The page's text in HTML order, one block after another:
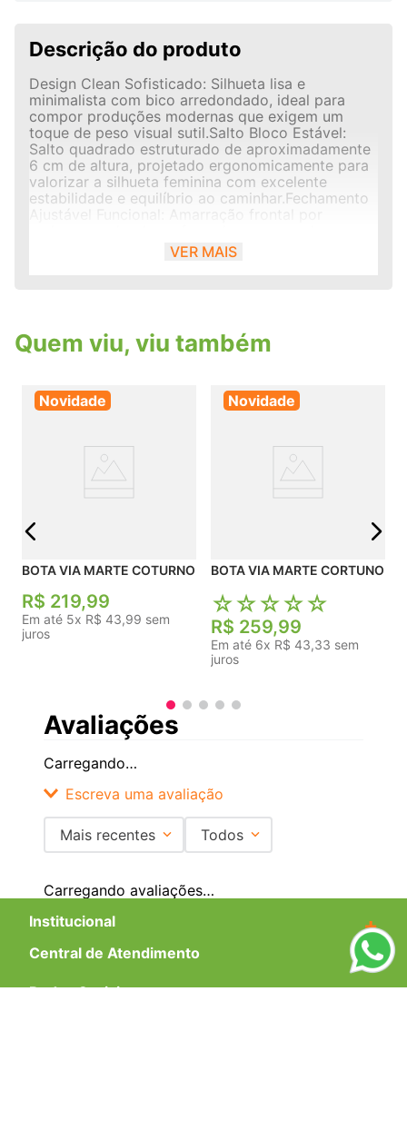
Descrição do produto
Design Clean Sofisticado: Silhueta lisa e
minimalista com bico arredondado, ideal para
compor produções modernas que exigem um
toque de peso visual sutil.Salto Bloco Estável:
Salto quadrado estruturado de aproximadamente
6 cm de altura, projetado ergonomicamente para
valorizar a silhueta feminina com excelente
estabilidade e equilíbrio ao caminhar.Fechamento
Ajustável Funcional: Amarração frontal por
passadores metálicos robustos com ganchos
superiores estilo montanhista, assegurando
necessidade de amarrar e desamarrar os
cadarços a cada uso.Interior Soft Acolchoado:
Forro interno inteiramente revestido em tecido
resiliência com calcanheira estruturada, reduzindo
atritos mecânicos e mantendo os pés
inferior emboraquecida com acabamento
microtratorado, fornecendo excelente tração
antiderrapante e segurança em superfícies
VER MAIS
Quem viu, viu também
Novidade
BOTA VIA MARTE COTURNO
☆ ☆☆☆
R$ 219 99
Em até
Novidade
BOTA VIA MARTE CORTUNO
☆☆☆☆☆
R$ 259,99
Em até 6x R$ 43,33 sem
juros
Avaliações
Carregando…
Escreva uma avaliação
Título
Mais recentes Todos
Carregando avaliações…
Institucional
+
Central de Atendimento +
Redes Sociais